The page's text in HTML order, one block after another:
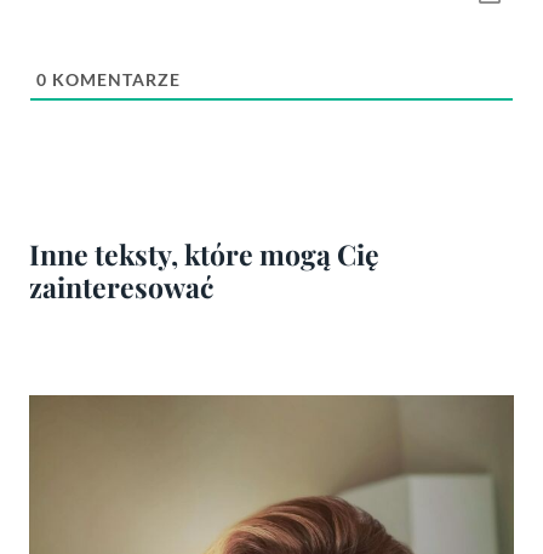
0 KOMENTARZE
Inne teksty, które mogą Cię
zainteresować